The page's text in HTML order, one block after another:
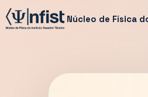
Núcleo de Física